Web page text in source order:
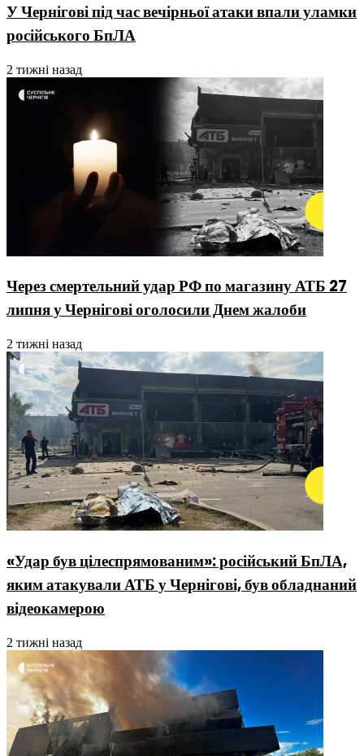
У Чернігові під час вечірньої атаки впали уламки
російського БпЛА
2 тижні назад
Через смертельний удар РФ по магазину АТБ 27
липня у Чернігові оголосили Днем жалоби
2 тижні назад
«Удар був цілеспрямованим»: російський БпЛА,
яким атакували АТБ у Чернігові, був обладнаний
відеокамерою
2 тижні назад